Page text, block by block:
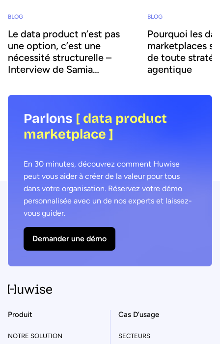
BLOG
Le data product n’est pas
une option, c’est une
nécessité structurelle –
Interview de Samia
BLOG
Pourquoi les
marketplaces
de toute
agentique
Parlons [ data product
marketplace ]
En 30 minutes, découvrez comment Huwise
peut vous aider à créer de la valeur pour tous
dans votre organisation. Réservez votre démo
personnalisée avec un de nos experts et laissez-
vous guider.
Demander une démo
Produit
NOTRE SOLUTION
Cas D’usage
SECTEURS